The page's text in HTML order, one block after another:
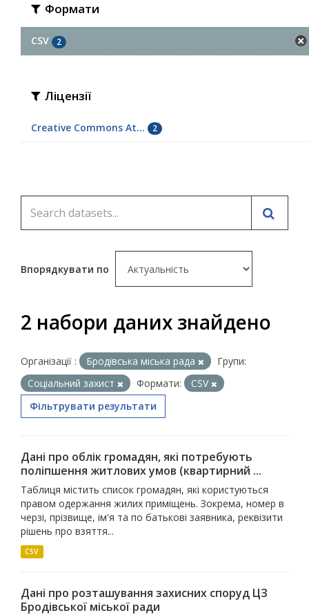
Формати
CSV 2
Ліцензії
Creative Commons At... 2
Впорядкувати по
2 набори даних знайдено
Організації : Бродівська міська рада
Групи:
Соціальний захист
Формати:
CSV
Фільтрувати результати
Дані про облік громадян, які потребують
поліпшення житлових умов (квартирний ...
Таблиця містить список громадян, які користуються
правом одержання жилих приміщень. Зокрема, номер в
черзі, прізвище, ім'я та по батькові заявника, реквізити
рішень про взяття...
CSV
Дані про розташування захисних споруд ЦЗ
Бродівської міської ради